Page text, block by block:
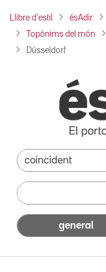
Llibre d'estil ésAdir
Topònims del món
Düsseldorf
general